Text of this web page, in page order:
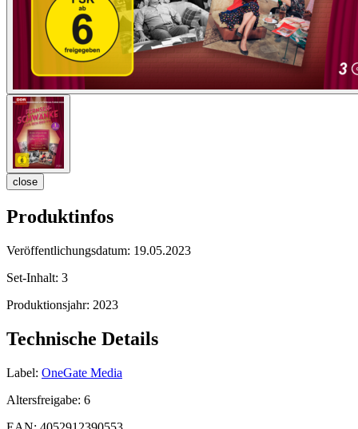
close
Produktinfos
Veröffentlichungsdatum: 19.05.2023
Set-Inhalt: 3
Produktionsjahr: 2023
Technische Details
Label: OneGate Media
Altersfreigabe: 6